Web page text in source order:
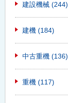
建設機械 (244)
建機 (184)
中古重機 (136)
重機 (117)